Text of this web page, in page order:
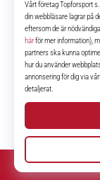
I över 16 år har vi